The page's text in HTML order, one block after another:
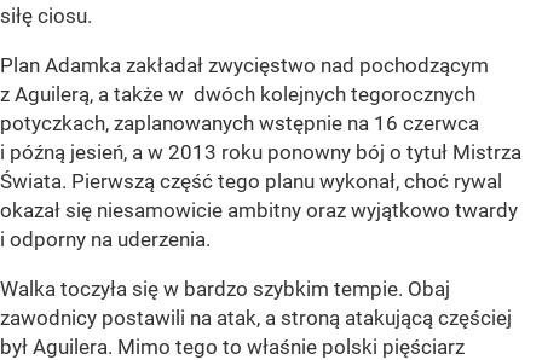
siłę ciosu.
Plan Adamka zakładał zwycięstwo nad pochodzącym
z Aguilerą, a także w dwóch kolejnych tegorocznych
potyczkach, zaplanowanych wstępnie na 16 czerwca
i późną jesień, a w 2013 roku ponowny bój o tytuł Mistrza
Świata. Pierwszą część tego planu wykonał, choć rywal
okazał się niesamowicie ambitny oraz wyjątkowo twardy
i odporny na uderzenia.
Walka toczyła się w bardzo szybkim tempie. Obaj
zawodnicy postawili na atak, a stroną atakującą częściej
był Aguilera. Mimo tego to właśnie polski pięściarz